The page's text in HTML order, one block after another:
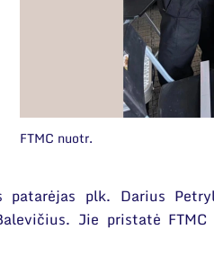
FTMC nuotr.
patarėjas plk. Darius
Jie pristatė